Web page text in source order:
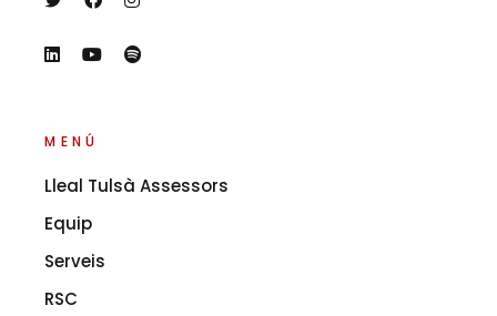
MENÚ
Lleal Tulsà Assessors
Equip
Serveis
RSC